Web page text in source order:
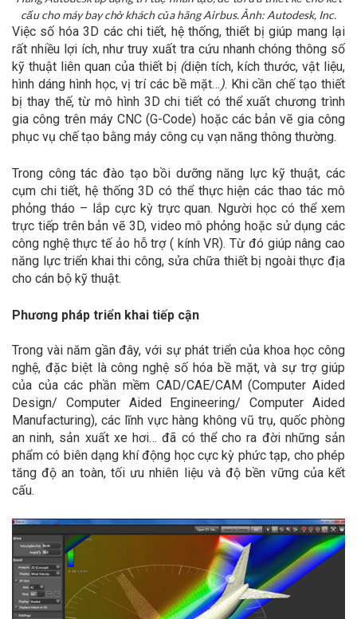
cấu cho máy bay chở khách của hãng Airbus. Ảnh: Autodesk, Inc.
Việc số hóa 3D các chi tiết, hệ thống, thiết bị giúp mang lại
rất nhiều lợi ích, như truy xuất tra cứu nhanh chóng thông số
kỹ thuật liên quan của thiết bị (diện tích, kích thước, vật liệu,
hình dáng hình học, vị trí các bề mặt…). Khi cần chế tạo thiết
bị thay thế, từ mô hình 3D chi tiết có thể xuất chương trình
gia công trên máy CNC (G-Code) hoặc các bản vẽ gia công
phục vụ chế tạo bằng máy công cụ vạn năng thông thường.
Trong công tác đào tạo bồi dưỡng năng lực kỹ thuật, các
cụm chi tiết, hệ thống 3D có thể thực hiện các thao tác mô
phỏng tháo – lắp cực kỳ trực quan. Người học có thể xem
trực tiếp trên bản vẽ 3D, video mô phỏng hoặc sử dụng các
công nghệ thực tế ảo hỗ trợ ( kính VR). Từ đó giúp nâng cao
năng lực triển khai thi công, sửa chữa thiết bị ngoài thực địa
cho cán bộ kỹ thuật.
Phương pháp triển khai tiếp cận
Trong vài năm gần đây, với sự phát triển của khoa học công
nghệ, đặc biệt là công nghệ số hóa bề mặt, và sự trợ giúp
của của các phần mềm CAD/CAE/CAM (Computer Aided
Design/ Computer Aided Engineering/ Computer Aided
Manufacturing), các lĩnh vực hàng không vũ trụ, quốc phòng
an ninh, sản xuất xe hơi… đã có thể cho ra đời những sản
phẩm có biên dạng khí động học cực kỳ phức tạp, cho phép
tăng độ an toàn, tối ưu nhiên liệu và độ bền vững của kết
cấu.